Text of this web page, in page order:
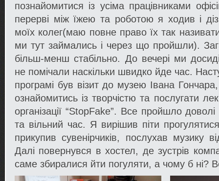
познайомитися із усіма працівниками
перерві між їжею та роботою я ходив і
моїх колег(маю повне право їх так
ми тут займались і через що пройшли).
більш-менш стабільно. До вечері ми
не помічали наскільки швидко йде час.
програмі був візит до музею Івана
ознайомитись із творчістю та послугати
організації “StopFake”. Все пройшло
та вільний час. Я вирішив піти
прикупив сувенірчиків, послухав музику
Далі повернувся в хостел, де зустрів
саме збиралися йти погуляти, а чому б ні?